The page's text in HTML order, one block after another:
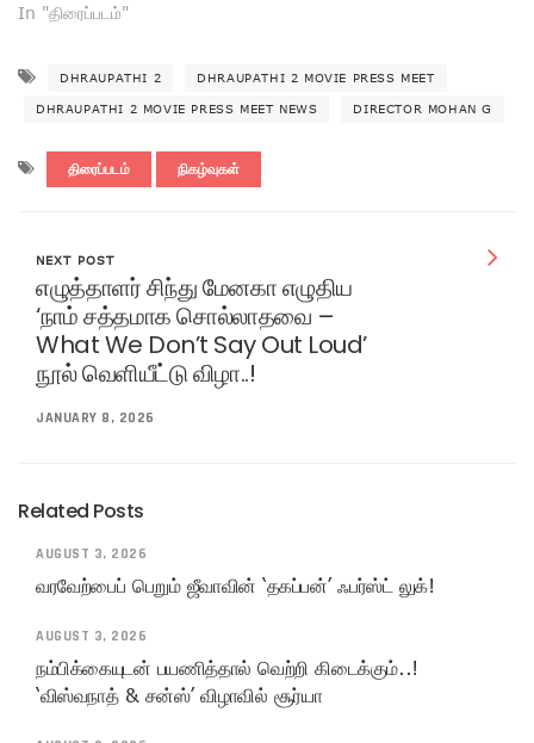
In "திரைப்படம்"
DHRAUPATHI 2 DHRAUPATHI 2 MOVIE PRESS MEET
DHRAUPATHI 2 MOVIE PRESS MEET NEWS DIRECTOR MOHAN G
திரைப்படம் நிகழ்வுகள்
NEXT POST
எழுத்தாளர் சிந்து மேனகா எழுதிய
‘நாம் சத்தமாக சொல்லாதவை –
What We Don’t Say Out Loud’
நூல் வெளியீட்டு விழா..!
JANUARY 8, 2026
Related Posts
AUGUST 3, 2026
வரவேற்பைப் பெறும் ஜீவாவின் ‘தகப்பன்’ ஃபர்ஸ்ட் லுக்!
AUGUST 3, 2026
நம்பிக்கையுடன் பயணித்தால் வெற்றி கிடைக்கும்..!
‘விஸ்வநாத் & சன்ஸ்’ விழாவில் சூர்யா